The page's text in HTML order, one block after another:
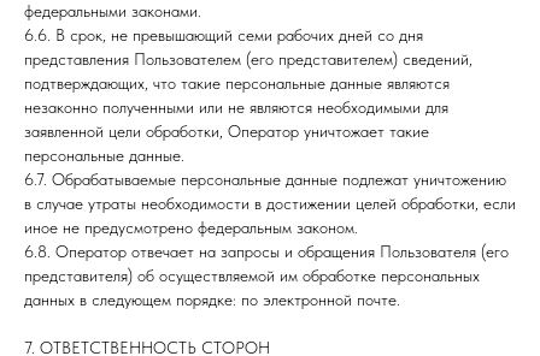
федеральными законами.
6.6. В срок, не превышающий семи рабочих дней со дня
представления Пользователем (его представителем) сведений,
подтверждающих, что такие персональные данные являются
незаконно полученными или не являются необходимыми для
заявленной цели обработки, Оператор уничтожает такие
персональные данные.
6.7. Обрабатываемые персональные данные подлежат уничтожению
в случае утраты необходимости в достижении целей обработки, если
иное не предусмотрено федеральным законом.
6.8. Оператор отвечает на запросы и обращения Пользователя (его
представителя) об осуществляемой им обработке персональных
данных в следующем порядке: по электронной почте.
7. ОТВЕТСТВЕННОСТЬ СТОРОН